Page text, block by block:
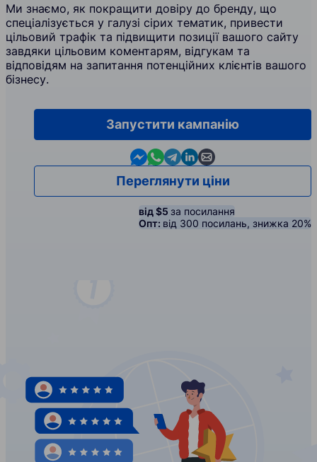
Ми знаємо, як покращити довіру до бренду, що
спеціалізується у галузі сірих тематик, привести
цільовий трафік та підвищити позиції вашого сайту
завдяки цільовим коментарям, відгукам та
відповідям на запитання потенційних клієнтів вашого
бізнесу.
Запустити кампанію
Contact us in Messenger
Contact us in WhatsApp
Contact us in Telegram
Contact us in Linkedin
Contact us by email
Переглянути ціни
від $5 за посилання
Опт: від 300 посилань, знижка 20%